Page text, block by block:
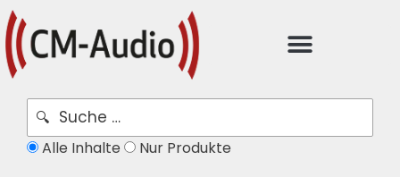
Alle Inhalte Nur Produkte